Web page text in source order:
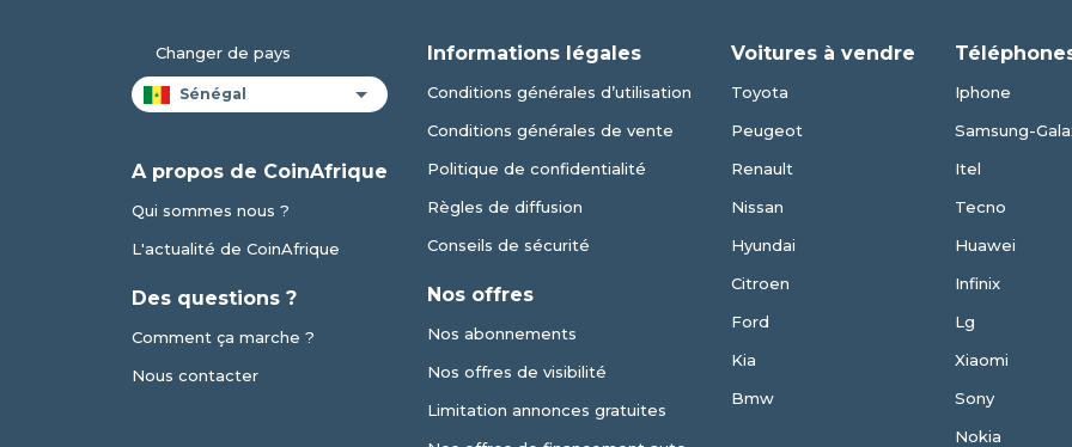
Changer de pays
A propos de CoinAfrique
Qui sommes nous ?
L'actualité de CoinAfrique
Des questions ?
Comment ça marche ?
Nous contacter
Informations légales
Conditions générales d’utilisation
Conditions générales de vente
Politique de confidentialité
Règles de diffusion
Conseils de sécurité
Nos offres
Nos abonnements
Nos offres de visibilité
Limitation annonces gratuites
Voitures à vendre
Toyota
Peugeot
Renault
Nissan
Hyundai
Citroen
Ford
Kia
Bmw
Iphone
Samsung-
Itel
Tecno
Huawei
Infinix
Lg
Xiaomi
Sony
Nokia